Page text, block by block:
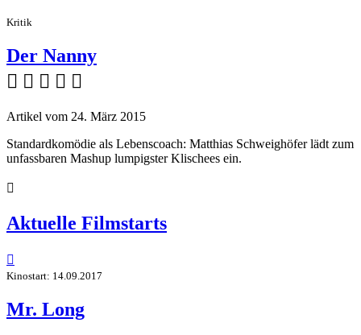
Kritik
Der Nanny
    
Artikel vom 24. März 2015
Standardkomödie als Lebenscoach: Matthias Schweighöfer lädt zum
unfassbaren Mashup lumpigster Klischees ein.

Aktuelle Filmstarts

Kinostart: 14.09.2017
Mr. Long